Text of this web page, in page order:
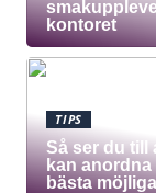
kontoret
TIPS
Så ser du till
kan anordna
bästa